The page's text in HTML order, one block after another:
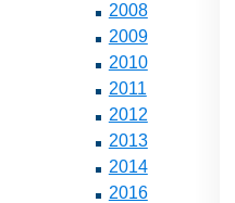
2008
2009
2010
2011
2012
2013
2014
2016